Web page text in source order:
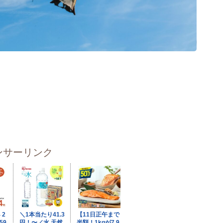
サーリンク